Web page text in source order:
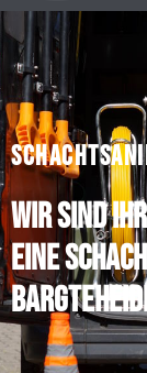
Wir sind
eine